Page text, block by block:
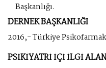
Başkanlığı.
DERNEK BAŞKANLIĞI
2016,- Türkiye
PSİKİYATRİ İÇİ İLGİ